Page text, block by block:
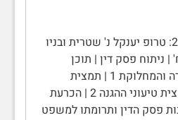
תע"א 2883-07: טרופ יענקל נ' שטרית ובניו
| ניתוח פסק דין | תוכן
העניינים | הצגת המקרה והמחלוקת 1 | תמצית
טיעוני התביעה 2 | תמצית טיעוני ההגנה 2 | הכרעת
3 | חשיבות פסק הדין ותרומתו למשפט